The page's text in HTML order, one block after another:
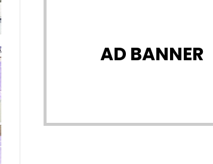
AD BANNER